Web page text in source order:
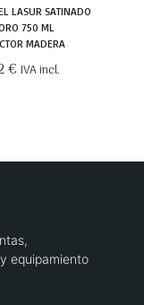
LASUR SATINADO
750 ML
MADERA
€ IVA incl.
equipamiento